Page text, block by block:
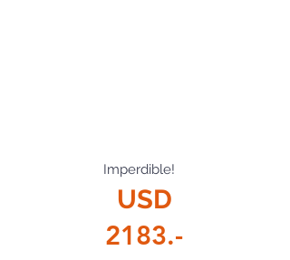
Imperdible!
USD
2183.-